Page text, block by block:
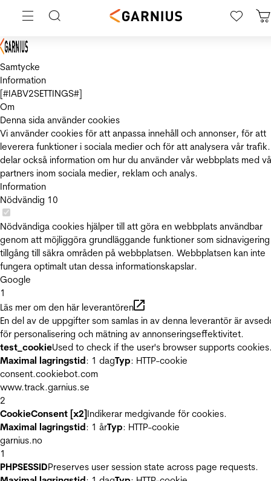
Samtycke
Information
[#IABV2SETTINGS#]
Om
Denna sida använder cookies
Vi använder cookies för att anpassa innehåll och annonser, för att
leverera funktioner i sociala medier och för att analysera vår
delar också information om hur du använder vår webbplats med
partners inom sociala medier, reklam och analys.
Information
Nödvändig 10
Nödvändiga cookies hjälper till att göra en webbplats användbar
genom att möjliggöra grundläggande funktioner som
tillgång till säkra områden på webbplatsen. Webbplatsen kan inte
fungera optimalt utan dessa informationskapslar.
Google
1
Läs mer om den här leverantören
En del av de uppgifter som samlas in av denna leverantör är
för personalisering och mätning av annonseringseffektivitet.
test_cookieUsed to check if the user's browser supports
Maximal lagringstid: 1 dagTyp: HTTP-cookie
consent.cookiebot.com
www.track.garnius.se
2
CookieConsent [x2]Indikerar medgivande för cookies.
Maximal lagringstid: 1 årTyp: HTTP-cookie
garnius.no
1
PHPSESSIDPreserves user session state across page requests.